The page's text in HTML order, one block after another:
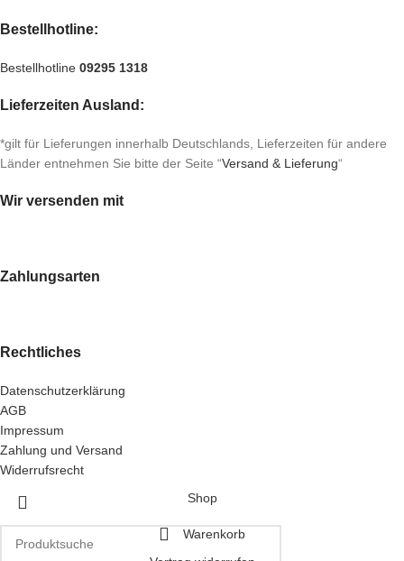
Bestellhotline:
Bestellhotline 09295 1318
Lieferzeiten Ausland:
*gilt für Lieferungen innerhalb Deutschlands, Lieferzeiten für andere
Länder entnehmen Sie bitte der Seite “Versand & Lieferung“
Wir versenden mit
Zahlungsarten
Rechtliches
Datenschutzerklärung
AGB
Impressum
Zahlung und Versand
Widerrufsrecht
Shop
Warenkorb